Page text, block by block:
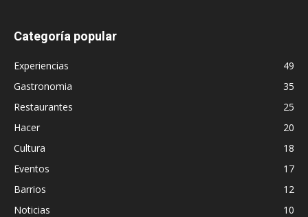
Categoría popular
Experiencias
49
Gastronomia
35
Restaurantes
25
Hacer
20
Cultura
18
Eventos
17
Barrios
12
Noticias
10